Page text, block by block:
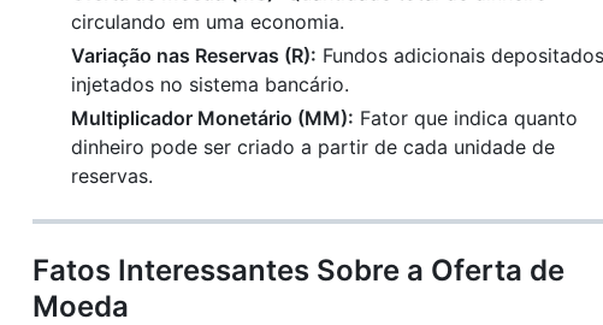
circulando em uma economia.
Variação nas Reservas (R): Fundos adicionais
injetados no sistema bancário.
Multiplicador Monetário (MM): Fator que indica quanto
dinheiro pode ser criado a partir de cada unidade de
reservas.
Fatos Interessantes Sobre a Oferta de
Moeda